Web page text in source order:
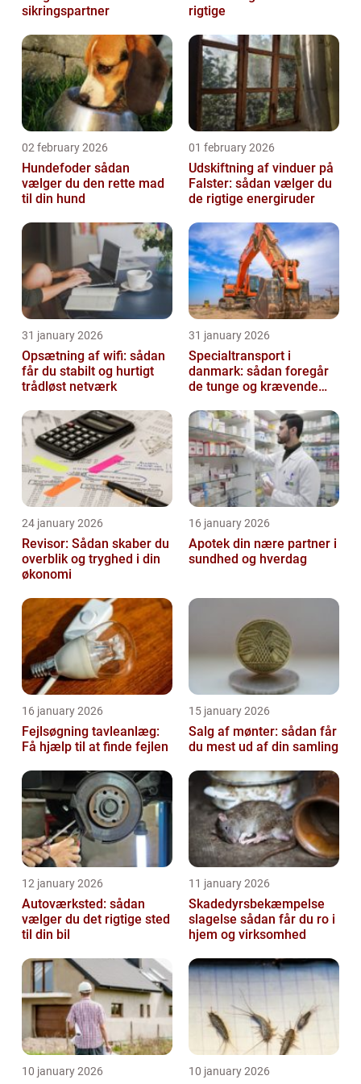
sikringspartner
rigtige
02 february 2026
Hundefoder sådan
vælger du den rette mad
til din hund
01 february 2026
Udskiftning af vinduer på
Falster: sådan vælger du
de rigtige energiruder
31 january 2026
Opsætning af wifi: sådan
får du stabilt og hurtigt
trådløst netværk
31 january 2026
Specialtransport i
danmark: sådan foregår
de tunge og krævende
24 january 2026
Revisor: Sådan skaber du
overblik og tryghed i din
økonomi
16 january 2026
Apotek din nære partner i
sundhed og hverdag
16 january 2026
Fejlsøgning tavleanlæg:
Få hjælp til at finde fejlen
15 january 2026
Salg af mønter: sådan får
du mest ud af din samling
12 january 2026
Autoværksted: sådan
vælger du det rigtige sted
til din bil
11 january 2026
Skadedyrsbekæmpelse
slagelse sådan får du ro i
hjem og virksomhed
10 january 2026 10 january 2026